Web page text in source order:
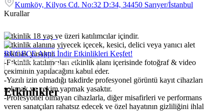
Kumköy, Kilyos Cd. No:32 D:34, 34450 Sarıyer/İstanbul
Kurallar
-Etkinlik 18 yaş ve üzeri katılımcılar içindir.
-Etkinlik alanına yiyecek içecek, kesici, delici veya yanıcı alet
sokmak yasaktır.
-Etkinlik katılımcıları etkinlik alanı içerisinde fotoğraf & video
çekiminin yapılacağını kabul eder.
-Yazılı izin olmadığı takdirde profesyonel görüntü kayıt cihazları
sokmak ve çekim yapmak yasaktır.
-Profesyonel olmayan cihazlarla, diğer misafirleri ve performans
veren sanatçıları rahatsız edecek ve özel hayatının gizliliğini ihlal
BUGECE App'i İndir Etkinlikleri Keşfet!
Etkinlikler